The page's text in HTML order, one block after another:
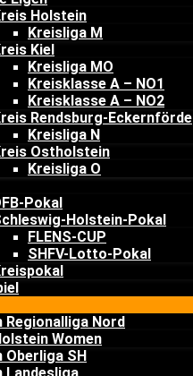
Holstein
Kreisliga M
Kiel
Kreisliga MO
Kreisklasse A – NO1
Kreisklasse A – NO2
Rendsburg-Eckernförde
Kreisliga N
Ostholstein
Kreisliga O
Pokal
Holstein-Pokal
FLENS-CUP
SHFV-Lotto-Pokal
Regionalliga Nord
Women
Oberliga SH